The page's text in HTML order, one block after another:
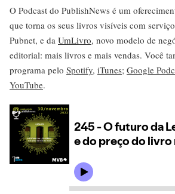
O Podcast do PublishNews é um
que torna os seus livros visíveis com
Pubnet, e da UmLivro, novo modelo de
editorial: mais livros e mais vendas. Você
programa pelo Spotify, iTunes; Google
YouTube.